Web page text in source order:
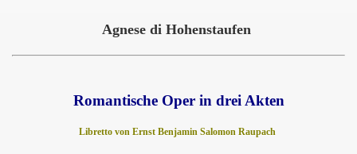
Agnese di Hohenstaufen
Romantische Oper in drei Akten
Libretto von Ernst Benjamin Salomon Raupach